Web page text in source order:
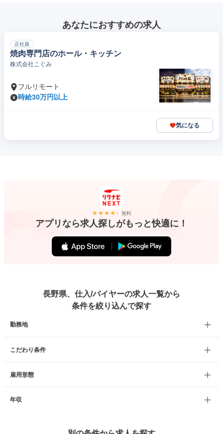
あなたにおすすめの求人
正社員
焼肉専門店のホール・キッチン
株式会社こぐみ
フルリモート
時給30万円以上
気になる
無料
アプリなら求人探しがもっと快適に！
長野県、仕入/バイヤーの求人一覧から
条件を絞り込んで探す
勤務地
こだわり条件
雇用形態
年収